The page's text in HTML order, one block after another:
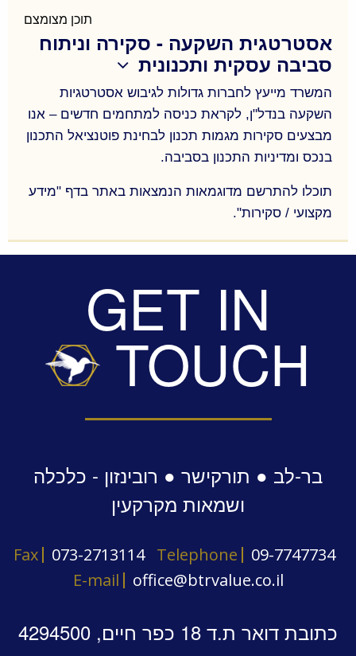
ניצול ידע רב-תחומי במקצוע השמאות, ידע משפטי
וניסיון רב שיש למשרד בניתוח סוגיות שמאיות-משפטיות
בתחום המקרקעין.
גיל בר-לב, משותפי המשרד, מתמנה תדיר על ידי בתי
המשפט השונים, למתן חוות דעת מומחה בסוגיות
שונות.
תוכן מצומצם
אסטרטגית השקעה - סקירה וניתוח
סביבה עסקית ותכנונית
המשרד מייעץ לחברות גדולות לגיבוש אסטרטגיות
השקעה בנדל"ן, לקראת כניסה למתחמים חדשים – אנו
מבצעים סקירות מגמות תכנון לבחינת פוטנציאל התכנון
בנכס ומדיניות התכנון בסביבה.
תוכלו להתרשם מדוגמאות הנמצאות באתר בדף "מידע
מקצועי / סקירות".
השקעה בנדל"ן, לקראת כניסה למתחמים חדשים – אנו
בנכס ומדיניות התכנון בסביבה.
תוכלו להתרשם מדוגמאות הנמצאות באתר בדף "מידע
מקצועי / סקירות".
GET IN
TOUCH
בר-לב ● תורקישר ● רובינזון - כלכלה
ושמאות מקרקעין
Fax 073-2713114 Telephone
09-7747734
E-mail
office@btrvalue.co.il
כתובת דואר ת.ד 18 כפר חיים, 4294500